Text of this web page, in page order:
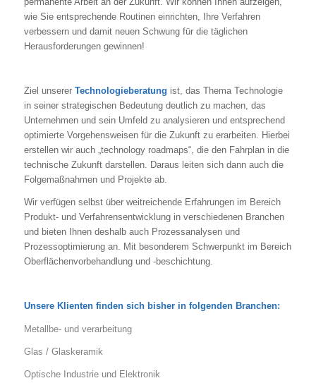
wie Sie entsprechende Routinen einrichten, Ihre Verfahren
verbessern und damit neuen Schwung für die täglichen
Herausforderungen gewinnen!
Ziel unserer Technologieberatung ist, das Thema Technologie
in seiner strategischen Bedeutung deutlich zu machen, das
Unternehmen und sein Umfeld zu analysieren und entsprechend
optimierte Vorgehensweisen für die Zukunft zu erarbeiten. Hierbei
erstellen wir auch „technology roadmaps“, die den Fahrplan in die
technische Zukunft darstellen. Daraus leiten sich dann auch die
Folgemaßnahmen und Projekte ab.
Wir verfügen selbst über weitreichende Erfahrungen im Bereich
Produkt- und Verfahrensentwicklung in verschiedenen Branchen
und bieten Ihnen deshalb auch Prozessanalysen und
Prozessoptimierung an. Mit besonderem Schwerpunkt im Bereich
Oberflächenvorbehandlung und -beschichtung.
Unsere Klienten finden sich bisher in folgenden Branchen:
Metallbe- und verarbeitung
Glas / Glaskeramik
Optische Industrie und Elektronik